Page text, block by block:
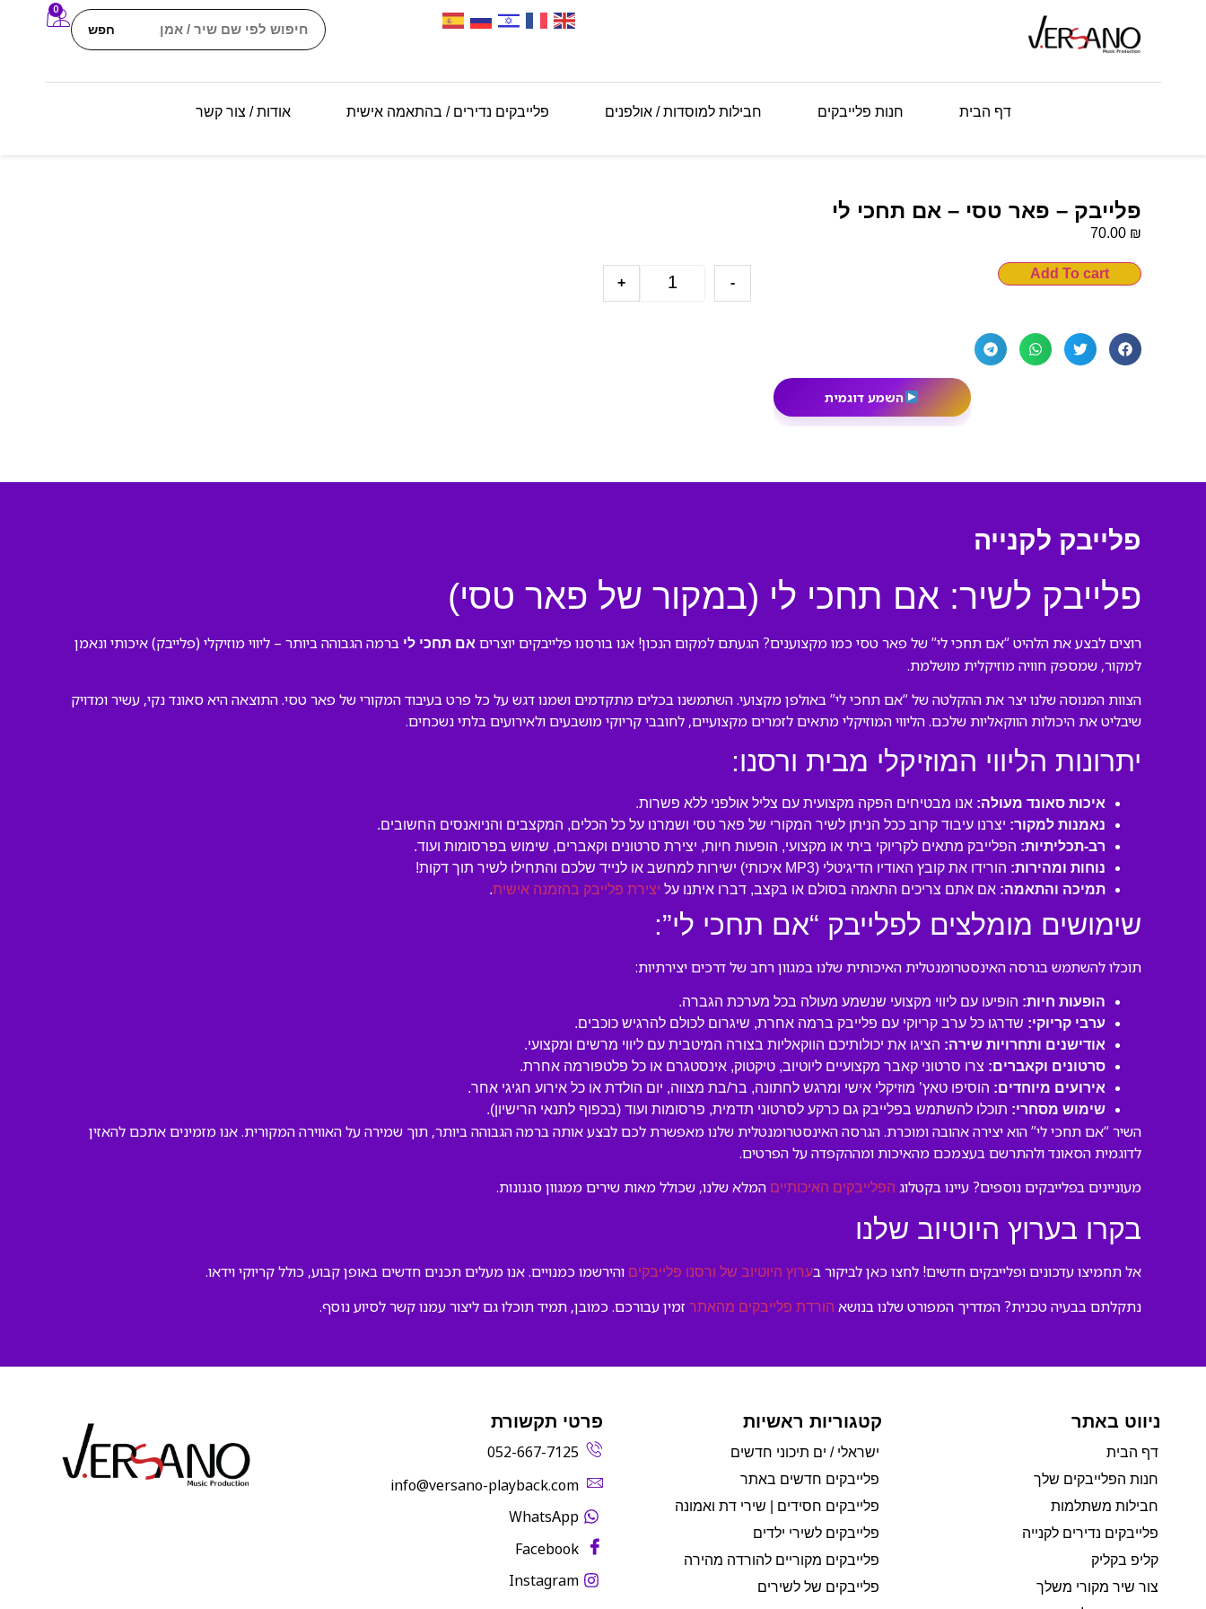
חפש
0
דף הבית חנות פלייבקים חבילות למוסדות / אולפנים פלייבקים נדירים / בהתאמה אישית אודות / צור קשר
פלייבק – פאר טסי – אם תחכי לי
70.00 ₪
-
+
Add To cart
השמע דוגמית
פלייבק לקנייה
פלייבק לשיר: אם תחכי לי (במקור של פאר טסי)
רוצים לבצע את הלהיט “אם תחכי לי” של פאר טסי כמו מקצוענים? הגעתם למקום הנכון! אנו בורסנו פלייבקים יוצרים אם תחכי לי ברמה הגבוהה ביותר – ליווי מוזיקלי (פלייבק) איכותי ונאמן
למקור, שמספק חוויה מוזיקלית מושלמת.
הצוות המנוסה שלנו יצר את ההקלטה של “אם תחכי לי” באולפן מקצועי. השתמשנו בכלים מתקדמים ושמנו דגש על כל פרט בעיבוד המקורי של פאר טסי. התוצאה היא סאונד נקי, עשיר ומדויק
שיבליט את היכולות הווקאליות שלכם. הליווי המוזיקלי מתאים לזמרים מקצועיים, לחובבי קריוקי מושבעים ולאירועים בלתי נשכחים.
יתרונות הליווי המוזיקלי מבית ורסנו:
איכות סאונד מעולה: אנו מבטיחים הפקה מקצועית עם צליל אולפני ללא פשרות.
נאמנות למקור: יצרנו עיבוד קרוב ככל הניתן לשיר המקורי של פאר טסי ושמרנו על כל הכלים, המקצבים והניואנסים החשובים.
רב-תכליתיות: הפלייבק מתאים לקריוקי ביתי או מקצועי, הופעות חיות, יצירת סרטונים וקאברים, שימוש בפרסומות ועוד.
נוחות ומהירות: הורידו את קובץ האודיו הדיגיטלי (MP3 איכותי) ישירות למחשב או לנייד שלכם והתחילו לשיר תוך דקות!
תמיכה והתאמה: אם אתם צריכים התאמה בסולם או בקצב, דברו איתנו על יצירת פלייבק בהזמנה אישית.
שימושים מומלצים לפלייבק “אם תחכי לי”:
תוכלו להשתמש בגרסה האינסטרומנטלית האיכותית שלנו במגוון רחב של דרכים יצירתיות:
הופעות חיות: הופיעו עם ליווי מקצועי שנשמע מעולה בכל מערכת הגברה.
ערבי קריוקי: שדרגו כל ערב קריוקי עם פלייבק ברמה אחרת, שיגרום לכולם להרגיש כוכבים.
אודישנים ותחרויות שירה: הציגו את יכולותיכם הווקאליות בצורה המיטבית עם ליווי מרשים ומקצועי.
סרטונים וקאברים: צרו סרטוני קאבר מקצועיים ליוטיוב, טיקטוק, אינסטגרם או כל פלטפורמה אחרת.
אירועים מיוחדים: הוסיפו טאץ’ מוזיקלי אישי ומרגש לחתונה, בר/בת מצווה, יום הולדת או כל אירוע חגיגי אחר.
שימוש מסחרי: תוכלו להשתמש בפלייבק גם כרקע לסרטוני תדמית, פרסומות ועוד (בכפוף לתנאי הרישיון).
השיר “אם תחכי לי” הוא יצירה אהובה ומוכרת. הגרסה האינסטרומנטלית שלנו מאפשרת לכם לבצע אותה ברמה הגבוהה ביותר, תוך שמירה על האווירה המקורית. אנו מזמינים אתכם להאזין
לדוגמית הסאונד ולהתרשם בעצמכם מהאיכות ומההקפדה על הפרטים.
מעוניינים בפלייבקים נוספים? עיינו בקטלוג הפלייבקים האיכותיים המלא שלנו, שכולל מאות שירים ממגוון סגנונות.
בקרו בערוץ היוטיוב שלנו
אל תחמיצו עדכונים ופלייבקים חדשים! לחצו כאן לביקור בערוץ היוטיוב של ורסנו פלייבקים והירשמו כמנויים. אנו מעלים תכנים חדשים באופן קבוע, כולל קריוקי וידאו.
נתקלתם בבעיה טכנית? המדריך המפורט שלנו בנושא הורדת פלייבקים מהאתר זמין עבורכם. כמובן, תמיד תוכלו גם ליצור עמנו קשר לסיוע נוסף.
ניווט באתר
דף הבית
חנות הפלייבקים שלך
חבילות משתלמות
פלייבקים נדירים לקנייה
קליפ בקליק
צור שיר מקורי משלך
קטגוריות ראשיות
ישראלי / ים תיכוני חדשים
פלייבקים חדשים באתר
פלייבקים חסידים | שירי דת ואמונה
פלייבקים לשירי ילדים
פלייבקים מקוריים להורדה מהירה
פלייבקים של לשירים
פרטי תקשורת
052-667-7125
‫info@versano-playback.com‬
WhatsApp
Facebook
Instagram